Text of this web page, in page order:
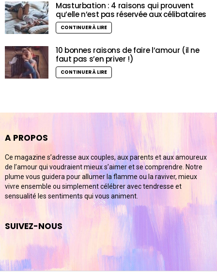
Masturbation : 4 raisons qui prouvent
qu’elle n’est pas réservée aux célibataires
CONTINUER À LIRE
10 bonnes raisons de faire l’amour (il ne
faut pas s’en priver !)
CONTINUER À LIRE
A PROPOS
Ce magazine s’adresse aux couples, aux parents et aux amoureux
de l’amour qui voudraient mieux s’aimer et se comprendre. Notre
plume vous guidera pour allumer la flamme ou la raviver, mieux
vivre ensemble ou simplement célébrer avec tendresse et
sensualité les sentiments qui vous animent.
SUIVEZ-NOUS